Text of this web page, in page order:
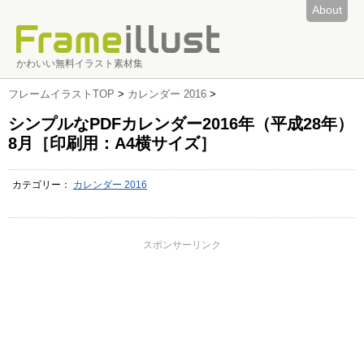
About
かわいい無料イラスト素材集
フレームイラストTOP > カレンダー 2016 >
シンプルなPDFカレンダー2016年（平成28年）
8月［印刷用：A4横サイズ］
カテゴリー： カレンダー 2016
スポンサーリンク